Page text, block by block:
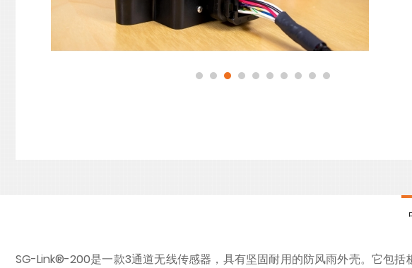
SG-Link®-200是一款3通道无线传感器，具有坚固耐用的防风雨外壳。它包